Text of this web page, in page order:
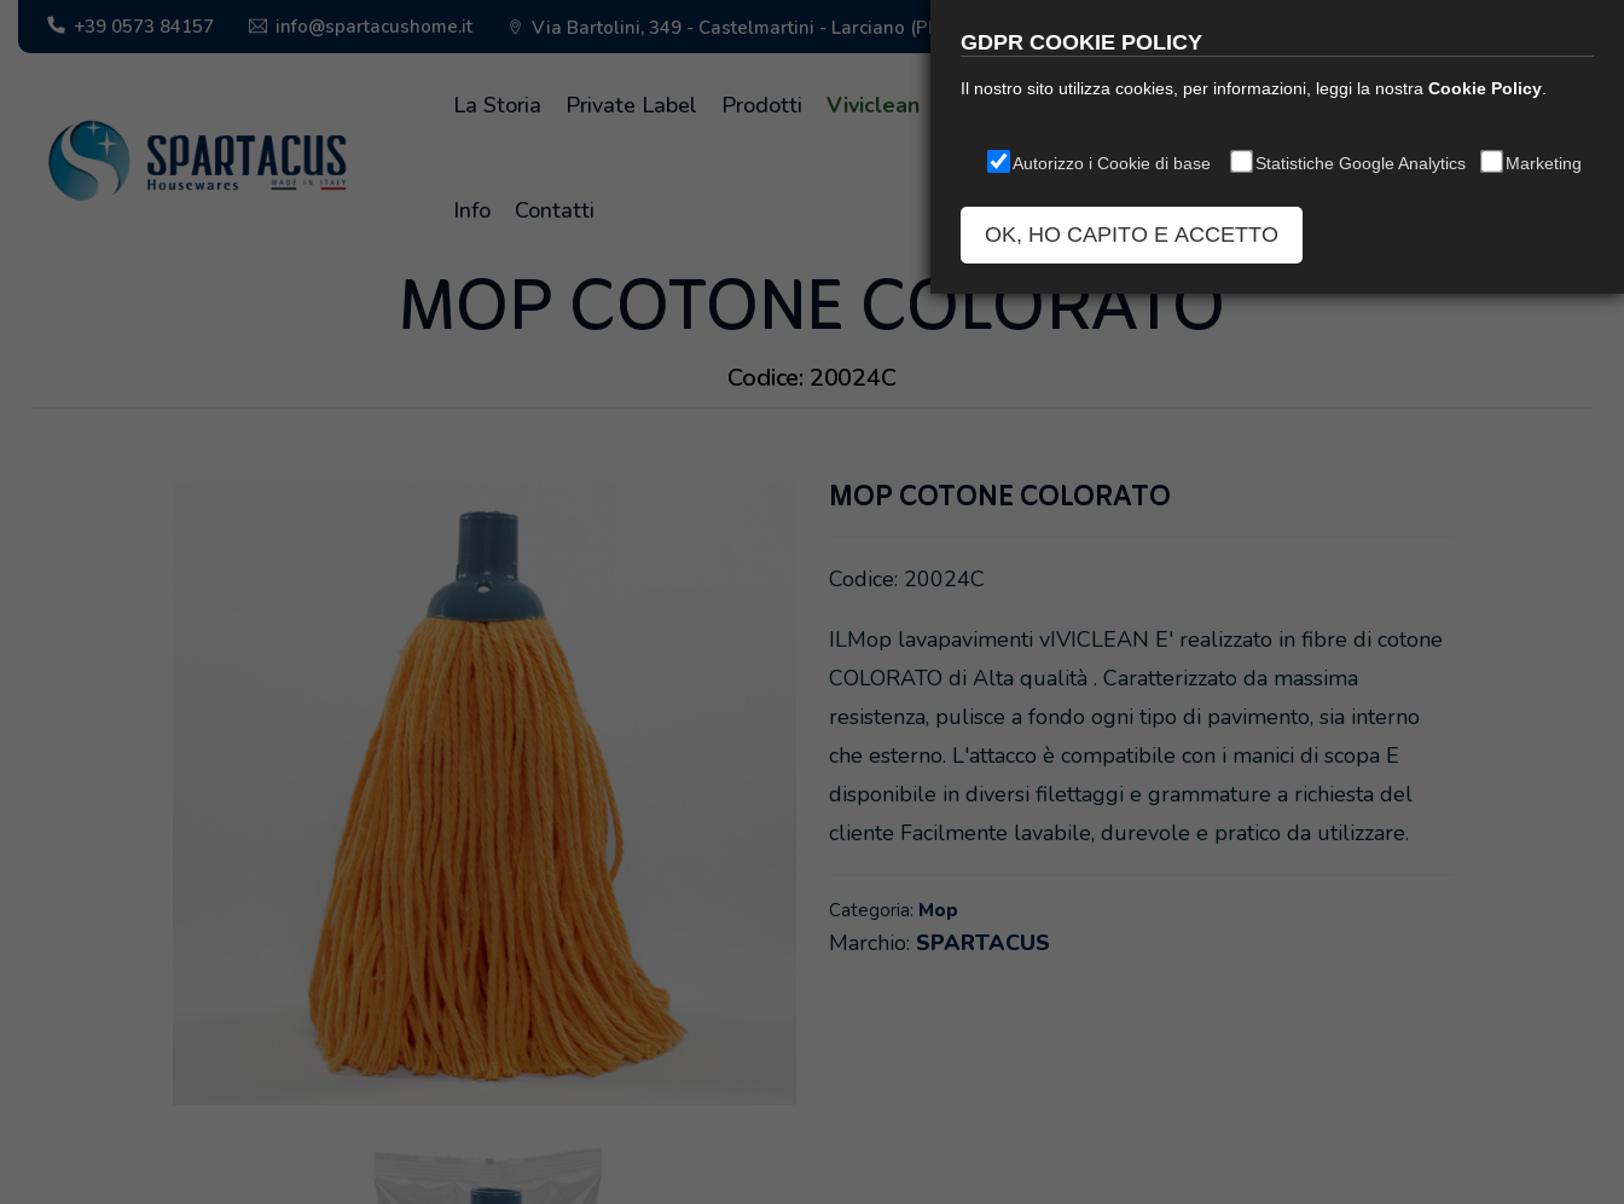
+39 0573 84157 info@spartacushome.it Via Bartolini, 349 - Castelmartini - Larciano (PISTOIA) Italy
La Storia Private Label Prodotti Viviclean Linea Decor
Info Contatti
Richiedi Info
MOP COTONE COLORATO
Codice: 20024C
MOP COTONE COLORATO
Codice: 20024C
ILMop lavapavimenti vIVICLEAN E' realizzato in fibre di cotone
COLORATO di Alta qualità . Caratterizzato da massima
resistenza, pulisce a fondo ogni tipo di pavimento, sia interno
che esterno. L'attacco è compatibile con i manici di scopa E
disponibile in diversi filettaggi e grammature a richiesta del
cliente Facilmente lavabile, durevole e pratico da utilizzare.
Categoria: Mop
Marchio: SPARTACUS
GDPR COOKIE POLICY
Il nostro sito utilizza cookies, per informazioni, leggi la nostra Cookie Policy
Autorizzo i Cookie di base Statistiche Google Analytics Marketing
OK, HO CAPITO E ACCETTO